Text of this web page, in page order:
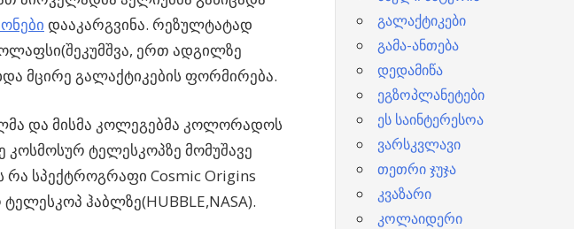
დააკარგვინა. რეზულტატად
ერთ ადგილზე
მცირე გალაქტიკების ფორმირება.
და მისმა კოლეგებმა კოლორადოს
კოსმოსურ ტელესკოპზე მომუშავე
რა სპექტროგრაფი Cosmic Origins
ჰაბლზე(HUBBLE,NASA).
გალაქტიკები
გამა-ანთება
დედამიწა
ეგზოპლანეტები
ეს საინტერესოა
ვარსკვლავი
თეთრი ჯუჯა
კვაზარი
კოლაიდერი